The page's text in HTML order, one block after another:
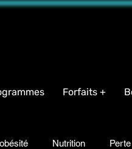
Forfaits +
obésité Nutrition